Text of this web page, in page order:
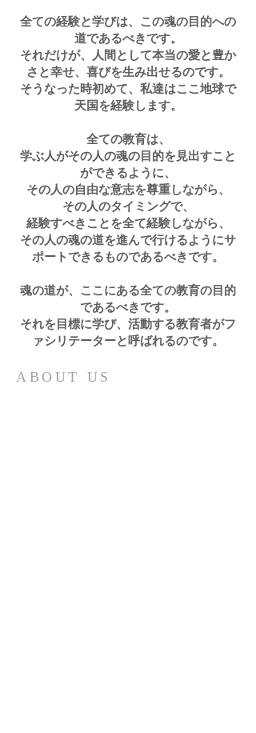
全ての経験と学びは、この魂の目的への
道であるべきです。
それだけが、人間として本当の愛と豊か
さと幸せ、喜びを生み出せるのです。
そうなった時初めて、私達はここ地球で
天国を経験します。
​全ての教育は、
学ぶ人がその人の魂の目的を見出すこと
ができるように、
その人の自由な意志を尊重しながら、
その人のタイミングで、
経験すべきことを全て経験しながら、
その人の魂の道を進んで行けるようにサ
ポートできるものであるべきです。
魂の道が、ここにある全ての教育の目的
であるべきです。
それを目標に学び、活動する教育者がフ
ァシリテーターと呼ばれるのです。
ABOUT US